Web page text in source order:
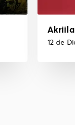
Akriila
12 de